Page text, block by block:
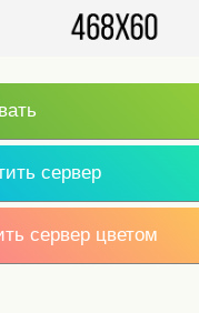
сервер
сервер цветом